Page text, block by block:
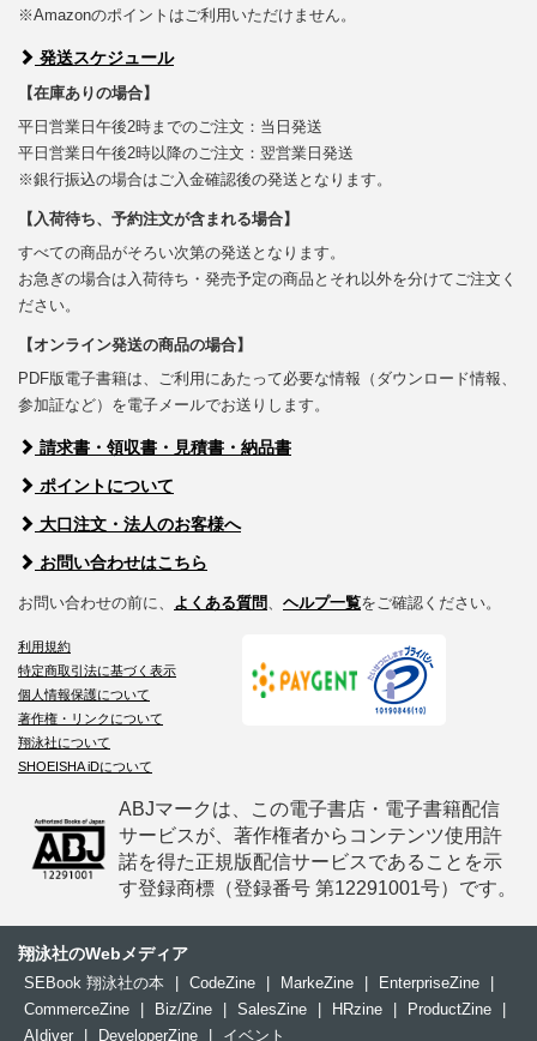
※Amazonのポイントはご利用いただけません。
発送スケジュール
【在庫ありの場合】
平日営業日午後2時までのご注文：当日発送
平日営業日午後2時以降のご注文：翌営業日発送
※銀行振込の場合はご入金確認後の発送となります。
【入荷待ち、予約注文が含まれる場合】
すべての商品がそろい次第の発送となります。
お急ぎの場合は入荷待ち・発売予定の商品とそれ以外を分けてご注文く
ださい。
【オンライン発送の商品の場合】
PDF版電子書籍は、ご利用にあたって必要な情報（ダウンロード情報、
参加証など）を電子メールでお送りします。
請求書・領収書・見積書・納品書
ポイントについて
大口注文・法人のお客様へ
お問い合わせはこちら
お問い合わせの前に、 よくある質問、 ヘルプ一覧をご確認ください。
利用規約
特定商取引法に基づく表示
個人情報保護について
著作権・リンクについて
翔泳社について
SHOEISHA iDについて
ABJマークは、この電子書店・電子書籍配信
サービスが、著作権者からコンテンツ使用許
諾を得た正規版配信サービスであることを示
す登録商標（登録番号 第12291001号）です。
翔泳社のWebメディア
SEBook 翔泳社の本 CodeZine MarkeZine EnterpriseZine
CommerceZine
Biz/Zine SalesZine HRzine ProductZine
AIdiver
DeveloperZine イベント